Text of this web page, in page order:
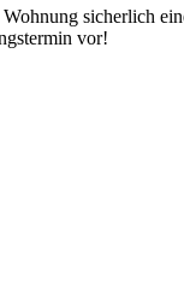
sicherlich
vor!